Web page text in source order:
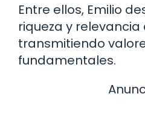
Entre ellos, Emilio
riqueza y
transmitiendo
fundamentales.